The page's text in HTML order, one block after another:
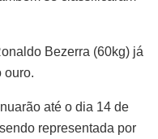
Bezerra (60kg) já
ouro.
até o dia 14 de
representada por